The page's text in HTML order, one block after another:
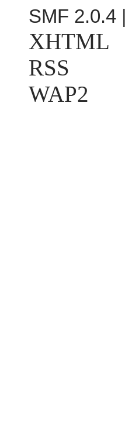
SMF 2.0.4 |
XHTML
RSS
WAP2